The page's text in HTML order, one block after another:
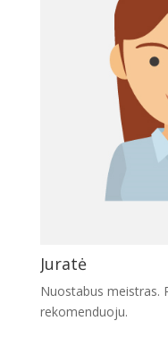
Juratė
Nuostabus meistras.
rekomenduoju.